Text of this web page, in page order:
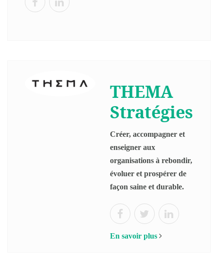
THEMA
Stratégies
Créer, accompagner et
enseigner aux
organisations à rebondir,
évoluer et prospérer de
façon saine et durable.
En savoir plus